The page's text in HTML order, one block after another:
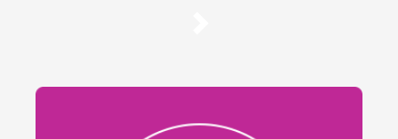
Lombardia